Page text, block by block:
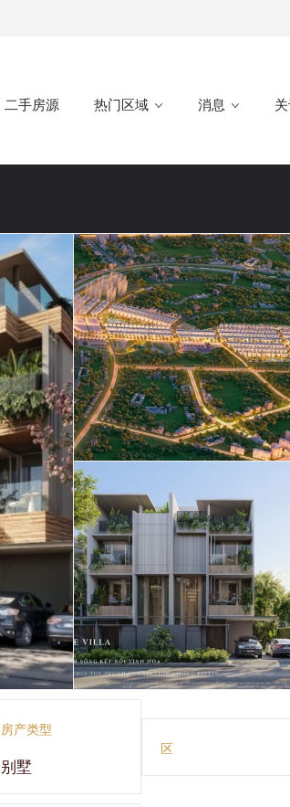
二手房源 热门区域 消息
房产类型
别墅
区